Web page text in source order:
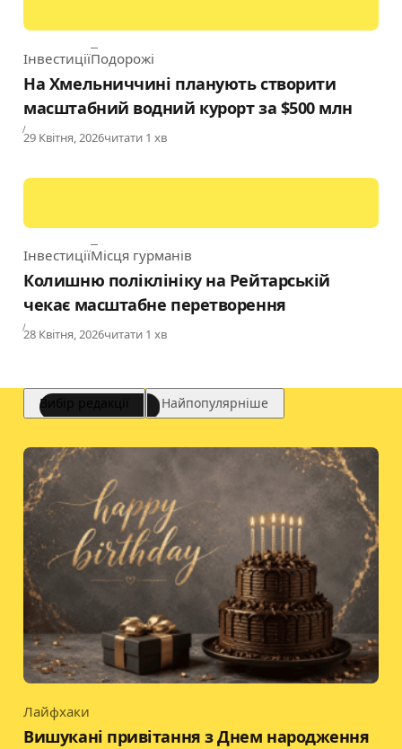
Category
ІнвестиціїПодорожі
На Хмельниччині планують створити
масштабний водний курорт за $500 млн
Published
29 Квітня, 2026читати 1 хв
Category
ІнвестиціїМісця гурманів
Колишню поліклініку на Рейтарській
чекає масштабне перетворення
Published
28 Квітня, 2026читати 1 хв
Вибір редакції Найпопулярніше
Category
Лайфхаки
Вишукані привітання з Днем народження